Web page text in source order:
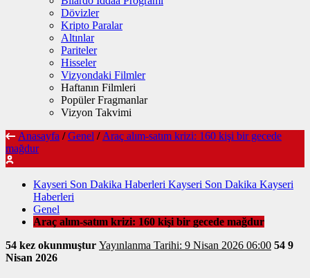
Dövizler
Kripto Paralar
Altınlar
Pariteler
Hisseler
Vizyondaki Filmler
Haftanın Filmleri
Popüler Fragmanlar
Vizyon Takvimi
Anasayfa / Genel / Araç alım-satım krizi: 160 kişi bir gecede
mağdur
Kayseri Son Dakika Haberleri Kayseri Son Dakika Kayseri
Haberleri
Genel
Araç alım-satım krizi: 160 kişi bir gecede mağdur
54 kez okunmuştur
Yayınlanma Tarihi: 9 Nisan 2026 06:00 54 9
Nisan 2026